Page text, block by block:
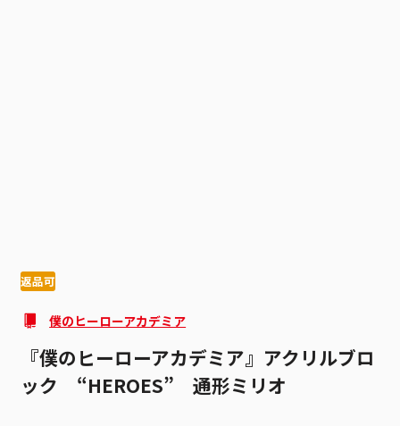
返品可
僕のヒーローアカデミア
『僕のヒーローアカデミア』アクリルブロ
ック “HEROES” 通形ミリオ